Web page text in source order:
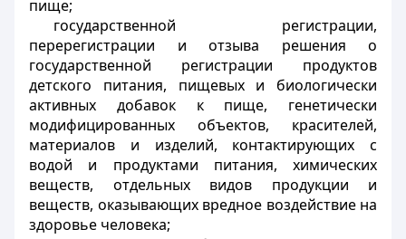
пище;
государственной регистрации,
перерегистрации и отзыва решения о
государственной регистрации продуктов
детского питания, пищевых и биологически
активных добавок к пище, генетически
модифицированных объектов, красителей,
материалов и изделий, контактирующих с
водой и продуктами питания, химических
веществ, отдельных видов продукции и
веществ, оказывающих вредное воздействие на
здоровье человека;